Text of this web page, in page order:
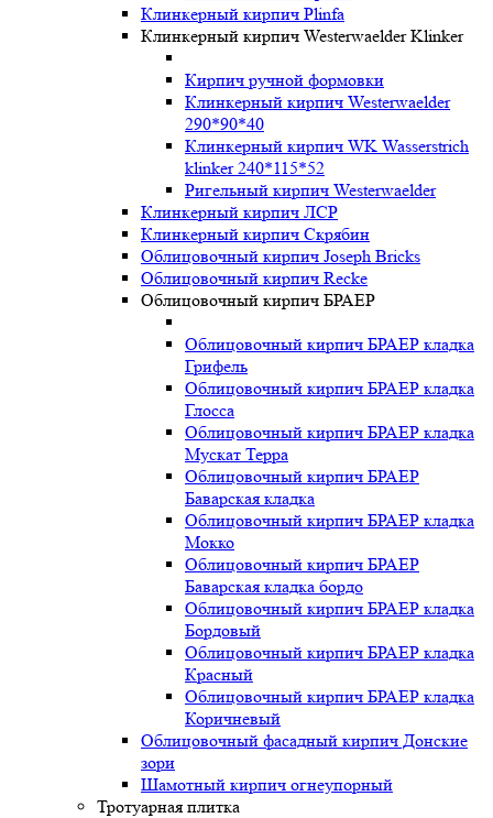
Клинкерный кирпич Plinfa
Клинкерный кирпич Westerwaelder Klinker
Кирпич ручной формовки
Клинкерный кирпич Westerwaelder
290*90*40
Клинкерный кирпич WK Wasserstrich
klinker 240*115*52
Ригельный кирпич Westerwaelder
Клинкерный кирпич ЛСР
Клинкерный кирпич Скрябин
Облицовочный кирпич Joseph Bricks
Облицовочный кирпич Recke
Облицовочный кирпич БРАЕР
Облицовочный кирпич БРАЕР кладка
Грифель
Облицовочный кирпич БРАЕР кладка
Глосса
Облицовочный кирпич БРАЕР кладка
Мускат Терра
Облицовочный кирпич БРАЕР
Баварская кладка
Облицовочный кирпич БРАЕР кладка
Мокко
Облицовочный кирпич БРАЕР
Баварская кладка бордо
Облицовочный кирпич БРАЕР кладка
Бордовый
Облицовочный кирпич БРАЕР кладка
Красный
Облицовочный кирпич БРАЕР кладка
Коричневый
Облицовочный фасадный кирпич Донские
зори
Шамотный кирпич огнеупорный
Тротуарная плитка